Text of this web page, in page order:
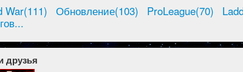
War(111) Обновление(103) ProLeague(70)
друзья